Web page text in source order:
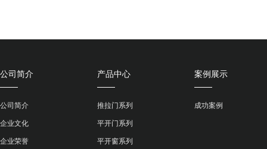
公司简介
公司简介
企业文化
企业荣誉
产品中心
推拉门系列
平开门系列
平开窗系列
案例展示
成功案例